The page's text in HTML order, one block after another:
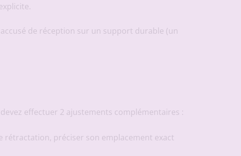
de réception sur un support durable (un
effectuer 2 ajustements complémentaires :
rétractation, préciser son emplacement exact